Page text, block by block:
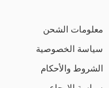
معلومات الشحن
سياسة الخصوصية
الشروط والأحكام